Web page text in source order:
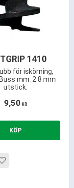
1410
för iskörning,
mm. 2.8 mm
utstick.
9,50 KR
Lägg till i favoriter